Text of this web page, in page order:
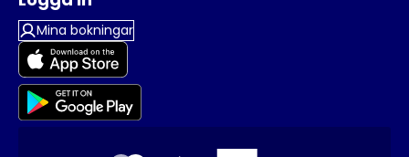
Mina bokningar